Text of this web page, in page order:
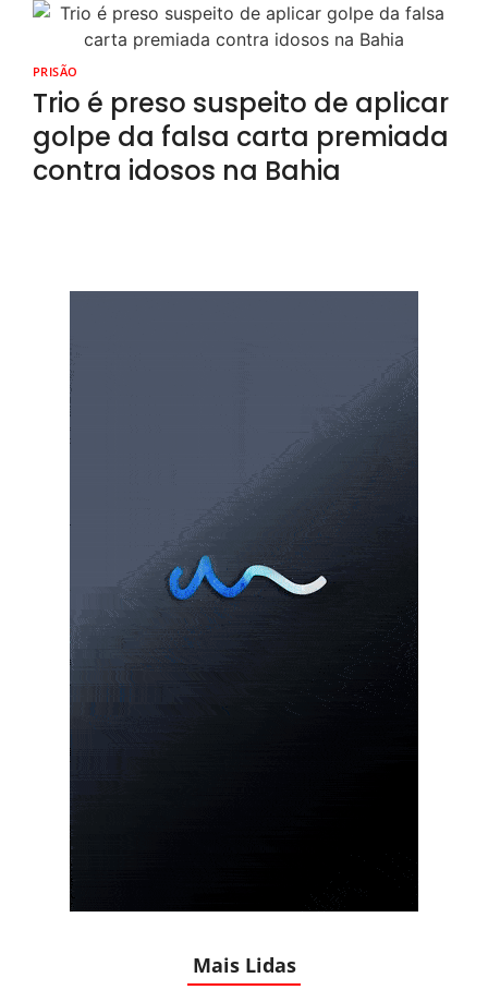
PRISÃO
Trio é preso suspeito de aplicar
golpe da falsa carta premiada
contra idosos na Bahia
Mais Lidas